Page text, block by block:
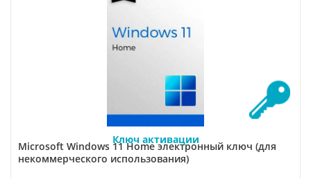
Ключ активации
Microsoft Windows 11 Home электронный ключ (для
некоммерческого использования)